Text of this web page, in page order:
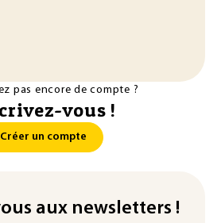
pas encore de compte ?
vous !
Créer un compte
aux newsletters !